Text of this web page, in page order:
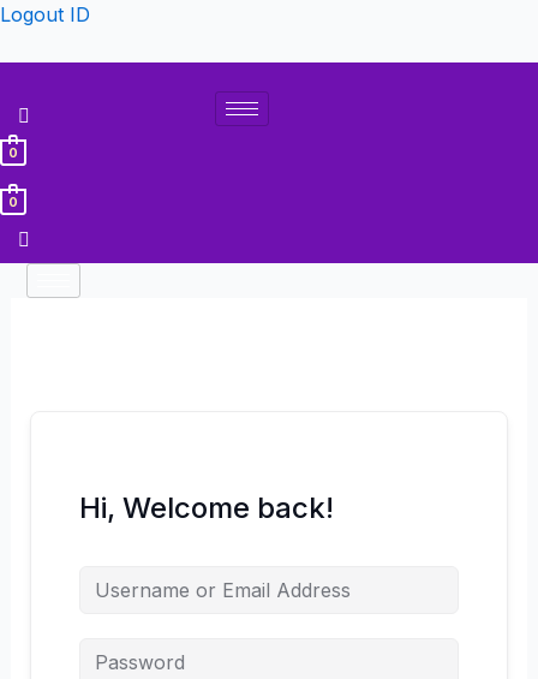
Lewati
Logout ID
0
0
Hi, Welcome back!